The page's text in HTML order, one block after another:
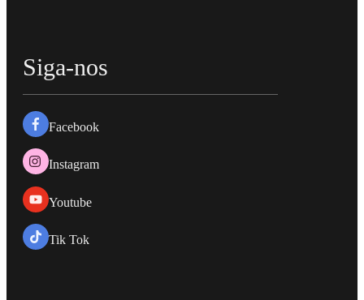
Siga-nos
Facebook
Instagram
Youtube
Tik Tok